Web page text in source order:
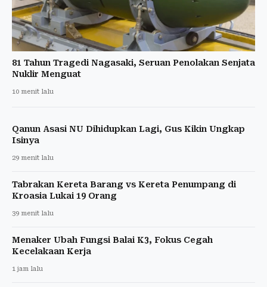
81 Tahun Tragedi Nagasaki, Seruan Penolakan Senjata
Nuklir Menguat
10 menit lalu
Qanun Asasi NU Dihidupkan Lagi, Gus Kikin Ungkap
Isinya
29 menit lalu
Tabrakan Kereta Barang vs Kereta Penumpang di
Kroasia Lukai 19 Orang
39 menit lalu
Menaker Ubah Fungsi Balai K3, Fokus Cegah
Kecelakaan Kerja
1 jam lalu